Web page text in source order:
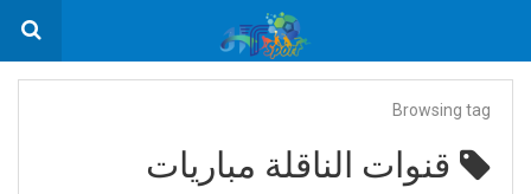
Browsing tag
قنوات الناقلة مباريات